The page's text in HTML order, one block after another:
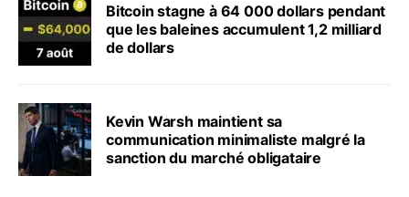
Bitcoin stagne à 64 000 dollars pendant
que les baleines accumulent 1,2 milliard
de dollars
Kevin Warsh maintient sa
communication minimaliste malgré la
sanction du marché obligataire